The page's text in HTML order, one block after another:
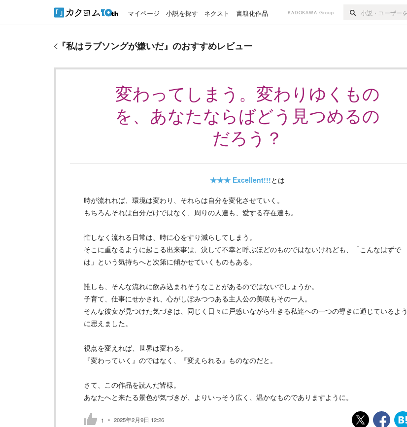
マイページ 小説を探す ネクスト 書籍化作品 KADOKAWA Group
『私はラブソングが嫌いだ』のおすすめレビュー
変わってしまう。変わりゆくもの
を、あなたならばどう見つめるの
だろう？
★★★ Excellent!!!とは
時が流れれば、環境は変わり、それらは自分を変化させていく。
もちろんそれは自分だけではなく、周りの人達も、愛する存在達も。
忙しなく流れる日常は、時に心をすり減らしてしまう。
そこに重なるように起こる出来事は、決して不幸と呼ぶほどのものではないけれども、「こんなはずで
は」という気持ちへと次第に傾かせていくものもある。
誰しも、そんな流れに飲み込まれそうなことがあるのではないでしょうか。
子育て、仕事にせかされ、心がしぼみつつある主人公の美咲もその一人。
そんな彼女が見つけた気づきは、同じく日々に戸惑いながら生きる私達への一つの導きに通じているよう
に思えました。
視点を変えれば、世界は変わる。
『変わっていく』のではなく、『変えられる』ものなのだと。
さて、この作品を読んだ皆様。
あなたへと来たる景色が気づきが、よりいっそう広く、温かなものでありますように。
1 2025年2月9日 12:26